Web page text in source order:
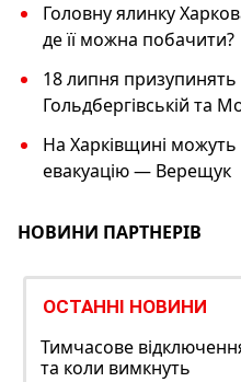
Головну ялинку
де її можна побачити?
18 липня призупинять
Гольдбергівській та
На Харківщині можуть
евакуацію — Верещук
НОВИНИ ПАРТНЕРІВ
ОСТАННІ НОВИНИ
Тимчасове
та коли вимкнуть